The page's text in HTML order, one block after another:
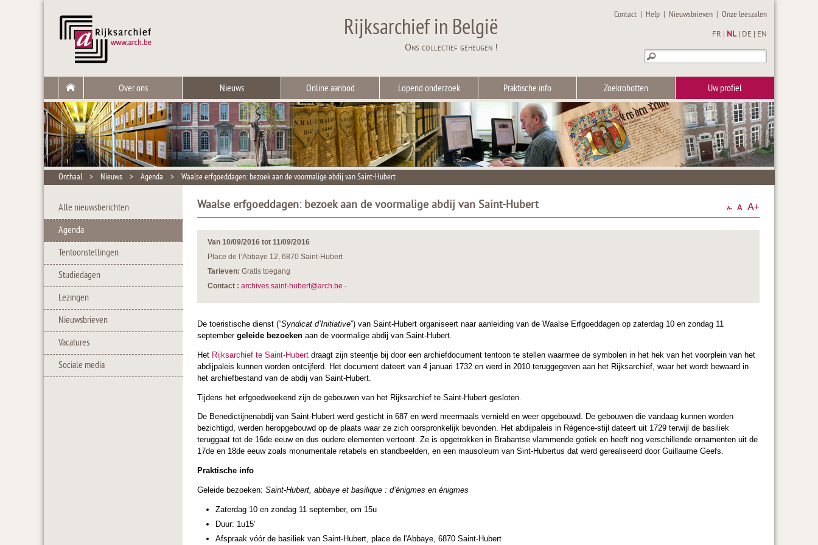
Rijksarchief in België
Ons collectief geheugen !
Contact | Help | Nieuwsbrieven |Onze leeszalen
FR NL DE EN
Over ons Nieuws Online aanbod Lopend onderzoek Praktische info Zoekrobotten Uw profiel
Onthaal > Nieuws > Agenda > Waalse erfgoeddagen: bezoek aan de voormalige abdij van Saint-Hubert
Alle nieuwsberichten
Agenda
Tentoonstellingen
Studiedagen
Lezingen
Nieuwsbrieven
Vacatures
Sociale media
Waalse erfgoeddagen: bezoek aan de voormalige abdij van Saint-Hubert
Van 10/09/2016 tot 11/09/2016
Place de l’Abbaye 12, 6870 Saint-Hubert
Tarieven: Gratis toegang
Contact : archives.saint-hubert@arch.be -
De toeristische dienst (“Syndicat d’Initiative”) van Saint-Hubert organiseert naar aanleiding van de Waalse Erfgoeddagen op zaterdag 10 en zondag 11
september geleide bezoeken aan de voormalige abdij van Saint-Hubert.
Het Rijksarchief te Saint-Hubert draagt zijn steentje bij door een archiefdocument tentoon te stellen waarmee de symbolen in het hek van het voorplein van het
abdijpaleis kunnen worden ontcijferd. Het document dateert van 4 januari 1732 en werd in 2010 teruggegeven aan het Rijksarchief, waar het wordt bewaard in
het archiefbestand van de abdij van Saint-Hubert.
Tijdens het erfgoedweekend zijn de gebouwen van het Rijksarchief te Saint-Hubert gesloten.
De Benedictijnenabdij van Saint-Hubert werd gesticht in 687 en werd meermaals vernield en weer opgebouwd. De gebouwen die vandaag kunnen worden
bezichtigd, werden heropgebouwd op de plaats waar ze zich oorspronkelijk bevonden. Het abdijpaleis in Régence-stijl dateert uit 1729 terwijl de basiliek
teruggaat tot de 16de eeuw en dus oudere elementen vertoont. Ze is opgetrokken in Brabantse vlammende gotiek en heeft nog verschillende ornamenten uit de
17de en 18de eeuw zoals monumentale retabels en standbeelden, en een mausoleum van Sint-Hubertus dat werd gerealiseerd door Guillaume Geefs.
Praktische info
Geleide bezoeken: Saint-Hubert, abbaye et basilique : d’énigmes en énigmes
Zaterdag 10 en zondag 11 september, om 15u
Duur: 1u15’
Afspraak vóór de basiliek van Saint-Hubert, place de l'Abbaye, 6870 Saint-Hubert